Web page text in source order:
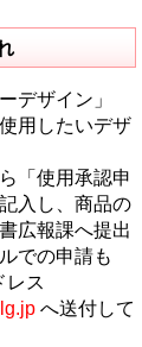
デザイン」
用したいデザ
「使用承認申
入し、商品の
広報課へ提出
での申請も
レス
へ送付して